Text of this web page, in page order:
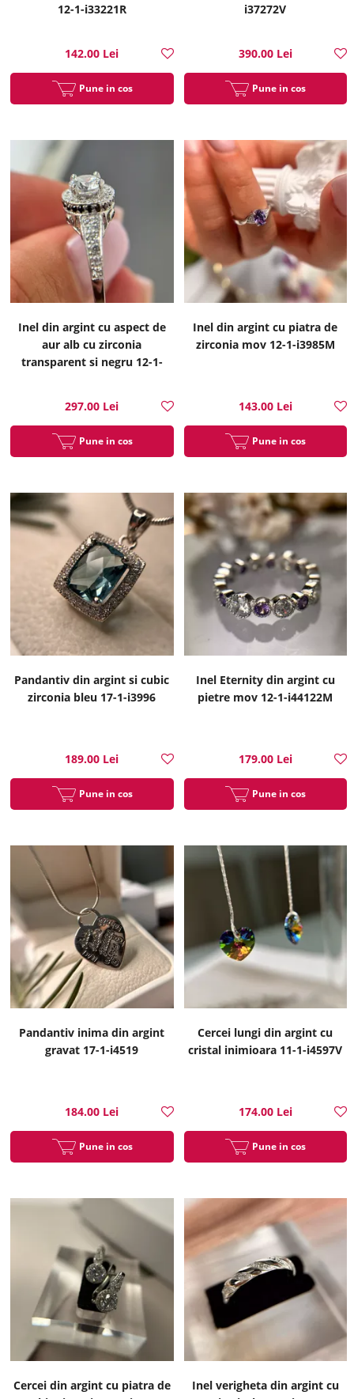
12-1-i33221R
142.00 Lei
Pune in cos
i37272V
390.00 Lei
Pune in cos
Inel din argint cu aspect de
aur alb cu zirconia
transparent si negru 12-1-
297.00 Lei
Pune in cos
Inel din argint cu piatra de
zirconia mov 12-1-i3985M
143.00 Lei
Pune in cos
Pandantiv din argint si cubic
zirconia bleu 17-1-i3996
189.00 Lei
Pune in cos
Inel Eternity din argint cu
pietre mov 12-1-i44122M
179.00 Lei
Pune in cos
Pandantiv inima din argint
gravat 17-1-i4519
184.00 Lei
Pune in cos
Cercei lungi din argint cu
cristal inimioara 11-1-i4597V
174.00 Lei
Pune in cos
Cercei din argint cu piatra de
Inel verigheta din argint cu